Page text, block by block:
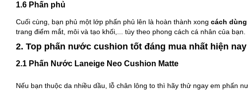
1.6 Phấn phủ
Cuối cùng, bạn phủ một lớp phấn phủ lên là hoàn thành xongcách
trang điểm mắt, môi và tạo khối,... tùy theo phong cách cá nhân của bạn.
2. Top phấn nước cushion tốt đáng mua nhất hiện nay
2.1 Phấn Nước Laneige Neo Cushion Matte
Nếu bạn thuộc da nhiều dầu, lỗ chân lông to thì hãy thử ngay em phấn